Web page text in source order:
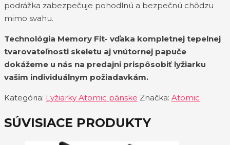
podrážka zabezpečuje pohodlnú a bezpečnú chôdzu
mimo svahu.
Technológia Memory Fit- vďaka kompletnej tepelnej
tvarovateľnosti skeletu aj vnútornej papuče
dokážeme u nás na predajni prispôsobiť lyžiarku
vašim individuálnym požiadavkám.
Kategória: Lyžiarky Atomic pánske Značka: Atomic
SÚVISIACE PRODUKTY